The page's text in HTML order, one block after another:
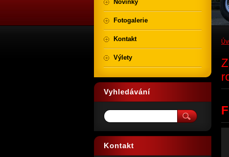
Novinky
Fotogalerie
Kontakt
Výlety
Vyhledávání
Kontakt